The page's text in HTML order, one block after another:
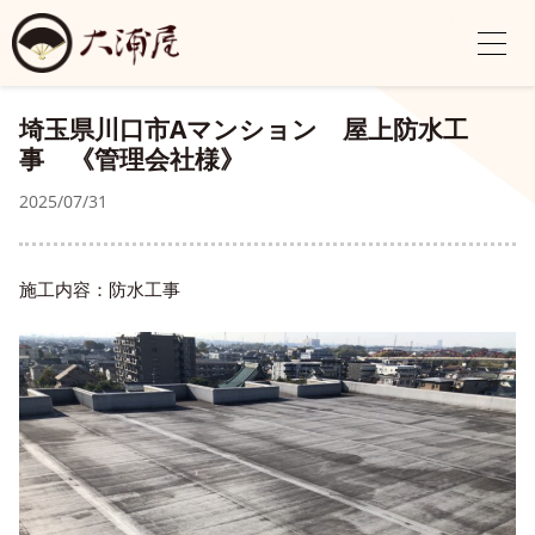
埼玉県川口市Aマンション 屋上防水工
事 《管理会社様》
2025/07/31
施工内容：防水工事